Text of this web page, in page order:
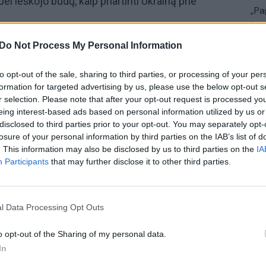
Do Not Process My Personal Information
opt-out of the sale, sharing to third parties, or processing of your
for targeted advertising by us, please use the below opt-out
selection. Please note that after your opt-out request is processed
interest-based ads based on personal information utilized by us
to third parties prior to your opt-out. You may separately
of your personal information by third parties on the IAB’s list of
This information may also be disclosed by us to third parties on the
Participants that may further disclose it to other third parties.
Data Processing Opt Outs
opt-out of the Sharing of my personal data.
kurioje apžvelgiami aktualiausi Lietuvos ir
svarbiausiais įvykiais. Laidą„Lietuva tiesiogiai“
ketvirtadieniais 16:30 val. žiūrėkite per
Klausyk lrytas.tv tik Lrytas.TV